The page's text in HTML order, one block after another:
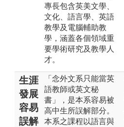
專長包含英美文學、
文化、語言學、英語
教學及電腦輔助教
學，涵蓋各個領域重
要學術研究及教學人
才。
生涯
發展
容易
誤解
「念外文系只能當英
語教師或英文秘
書」，是本系容易被
高中生所誤解部分。
本系之課程以語言與